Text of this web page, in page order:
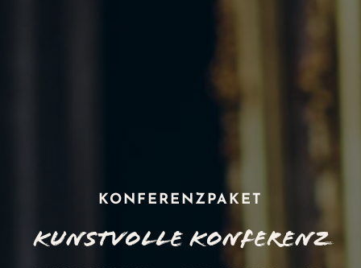
KONFERENZPAKET
Kunstvolle Konferenz